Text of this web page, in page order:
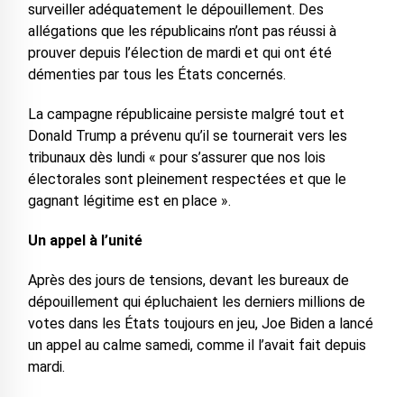
surveiller adéquatement le dépouillement. Des
allégations que les républicains n’ont pas réussi à
prouver depuis l’élection de mardi et qui ont été
démenties par tous les États concernés.
La campagne républicaine persiste malgré tout et
Donald Trump a prévenu qu’il se tournerait vers les
tribunaux dès lundi « pour s’assurer que nos lois
électorales sont pleinement respectées et que le
gagnant légitime est en place ».
Un appel à l’unité
Après des jours de tensions, devant les bureaux de
dépouillement qui épluchaient les derniers millions de
votes dans les États toujours en jeu, Joe Biden a lancé
un appel au calme samedi, comme il l’avait fait depuis
mardi.